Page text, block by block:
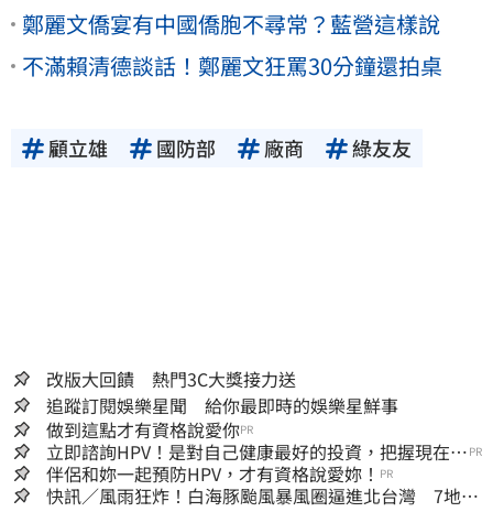
鄭麗文僑宴有中國僑胞不尋常？藍營這樣說
不滿賴清德談話！鄭麗文狂罵30分鐘還拍桌
顧立雄 國防部 廠商 綠友友
改版大回饋 熱門3C大獎接力送
追蹤訂閱娛樂星聞 給你最即時的娛樂星鮮事
做到這點才有資格說愛你PR
立即諮詢HPV！是對自己健康最好的投資，把握現在不
嫌晚！
PR
伴侶和妳一起預防HPV，才有資格說愛妳！ PR
快訊／風雨狂炸！白海豚颱風暴風圈逼進北台灣 7地區